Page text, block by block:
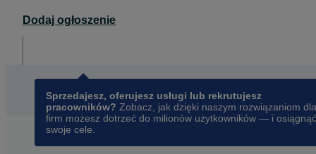
Dodaj ogłoszenie
Sprzedajesz, oferujesz usługi lub rekrutujesz
pracowników? Zobacz, jak dzięki naszym rozwiązaniom dla
firm możesz dotrzeć do milionów użytkowników — i osiągnąć
swoje cele.